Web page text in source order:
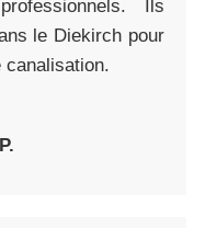
Ils
le Diekirch pour
canalisation.